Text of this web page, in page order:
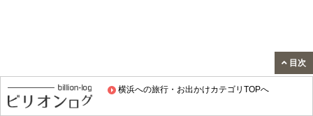
横浜への旅行・お出かけカテゴリTOPへ
目次